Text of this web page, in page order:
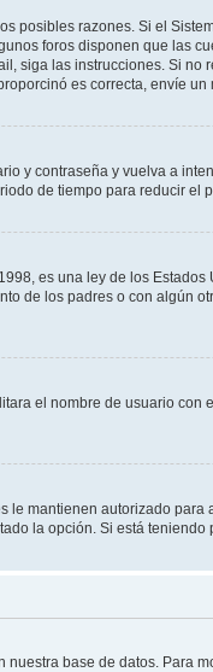
posibles razones. Si el
foros disponen que las
siga las instrucciones. Si
es correcta, envíe
y contraseña y vuelva a
de tiempo para reducir
es una ley de los
de los padres o con
el nombre de usuario
mantienen autorizado
la opción. Si está
base de datos.